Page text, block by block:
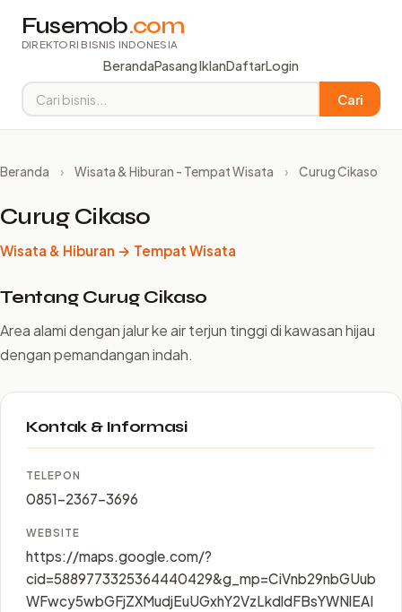
Fusemob.com
DIREKTORI BISNIS INDONESIA
BerandaPasang IklanDaftarLogin
Cari
Beranda › Wisata & Hiburan - Tempat Wisata › Curug Cikaso
Curug Cikaso
Wisata & Hiburan → Tempat Wisata
Tentang Curug Cikaso
Area alami dengan jalur ke air terjun tinggi di kawasan hijau
dengan pemandangan indah.
Kontak & Informasi
TELEPON
0851-2367-3696
WEBSITE
https://maps.google.com/?
cid=5889773325364440429&g_mp=CiVnb29nbGUub
WFwcy5wbGFjZXMudjEuUGxhY2VzLkdldFBsYWNlEAI